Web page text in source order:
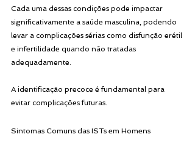
Cada uma dessas condições pode impactar
significativamente a saúde masculina, podendo
levar a complicações sérias como disfunção erétil
e infertilidade quando não tratadas
adequadamente.
A identificação precoce é fundamental para
evitar complicações futuras.
Sintomas Comuns das ISTs em Homens